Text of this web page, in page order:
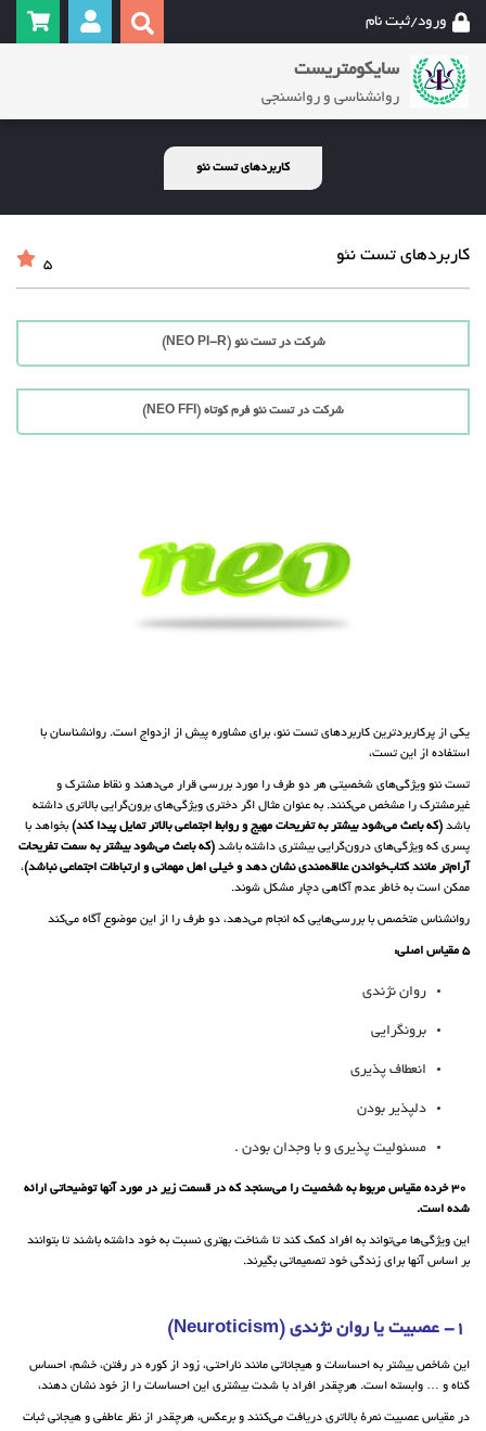
ورود/ثبت نام
سایکومتریست
روانشناسی و روانسنجی
کاربردهای تست نئو
کاربردهای تست نئو 5
شرکت در تست نئو (NEO PI-R)
شرکت در تست نئو فرم کوتاه (NEO FFI)
یکی از پرکاربردترین کاربردهای تست نئو، برای مشاوره پیش از ازدواج است. روانشناسان با
استفاده از این تست،
تست نئو ویژگی‌های شخصیتی هر دو طرف را مورد بررسی قرار می‌دهند و نقاط مشترک و
غیرمشترک را مشخص می‌کنند. به عنوان مثال اگر دختری ویژگی‌های برون‌گرایی بالاتری داشته
باشد (که باعث می‌شود بیشتر به تفریحات مهیج و روابط اجتماعی بالاتر تمایل پیدا کند) بخواهد با
پسری که ویژگی‌های درون‌گرایی بیشتری داشته باشد (که باعث می‌شود بیشتر به سمت تفریحات
آرام‌تر مانند کتاب‌خواندن علاقه‌مندی نشان دهد و خیلی اهل مهمانی و ارتباطات اجتماعی نباشد)،
ممکن است به خاطر عدم آگاهی دچار مشکل شوند.
روانشناس متخصص با بررسی‌هایی که انجام می‌دهد، دو طرف را از این موضوع آگاه می‌کند
5 مقیاس اصلی:
روان نژندی
برونگرایی
انعطاف پذیری
دلپذیر بودن
مسئولیت پذیری و با وجدان بودن .
30 خرده مقیاس مربوط به شخصیت را می‌سنجد که در قسمت زیر در مورد آنها توضیحاتی ارائه
شده است.
این ویژگی‌ها می‌تواند به افراد کمک کند تا شناخت بهتری نسبت به خود داشته باشند تا بتوانند
بر اساس آنها برای زندگی خود تصمیماتی بگیرند.
این شاخص بیشتر به احساسات و هیجاناتی مانند ناراحتی، زود از کوره در رفتن، خشم، احساس
گناه و … وابسته است. هرچقدر افراد با شدت بیشتری این احساسات را از خود نشان دهند،
در مقیاس عصبیت نمرهٔ بالاتری دریافت می‌کنند و برعکس، هرچقدر از نظر عاطفی و هیجانی ثبات